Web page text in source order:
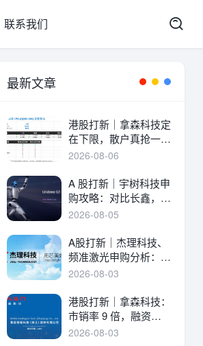
联系我们
最新文章
港股打新｜拿森科技定
在下限，散户真抢一
手！
2026-08-06
A 股打新｜宇树科技申
购攻略：对比长鑫，一
文讲透中签率与A港差
2026-08-05
A股打新｜杰理科技、
频准激光申购分析：估
值、中签率与资金方案
2026-08-03
港股打新｜拿森科技：
市销率 9 倍，融资溢
价 30%，能打吗？
2026-08-03